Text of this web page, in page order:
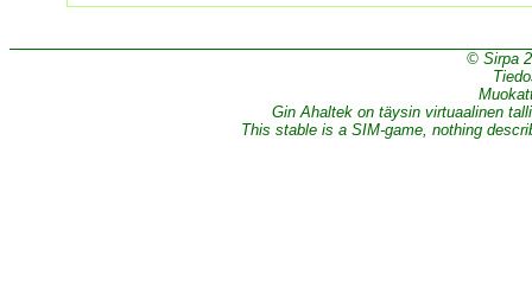
© Sirpa
Gin Ahaltek on täysin virtuaalinen
This stable is a SIM-game, nothing